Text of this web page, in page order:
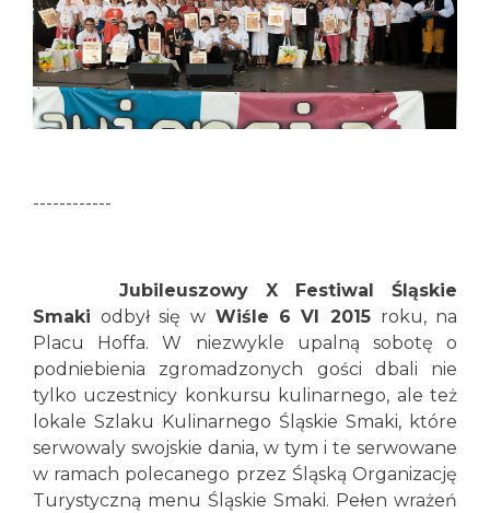
------------
Jubileuszowy X Festiwal Śląskie
Smakiodbył się wWiśle 6 VI 2015 roku, na
Placu Hoffa. W niezwykle upalną sobotę o
podniebienia zgromadzonych gości dbali nie
tylko uczestnicy konkursu kulinarnego, ale też
lokale Szlaku Kulinarnego Śląskie Smaki, które
serwowaly swojskie dania, w tym i te serwowane
w ramach polecanego przez Śląską Organizację
Turystyczną menu Śląskie Smaki. Pełen wrażeń